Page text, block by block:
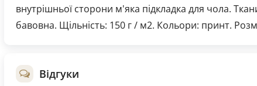
внутрішньої сторони м'яка підкладка для чола.
бавовна. Щільність: 150 г / м2. Кольори: принт.
Відгуки